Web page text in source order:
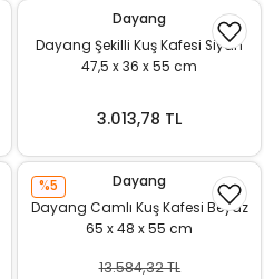
Dayang
Dayang Şekilli Kuş Kafesi Siyah
47,5 x 36 x 55 cm
3.013,78 TL
%5
Dayang
Dayang Camlı Kuş Kafesi Beyaz
65 x 48 x 55 cm
13.584,32 TL